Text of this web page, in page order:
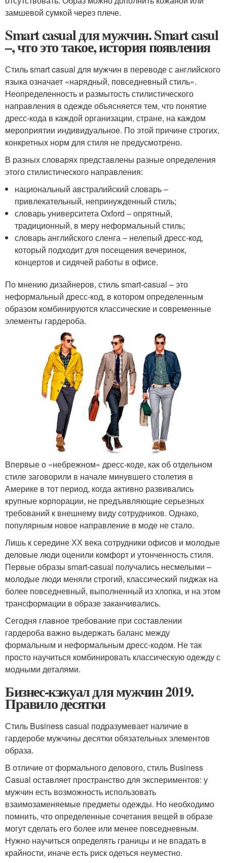
замшевой сумкой через плече.
Smart casual для мужчин. Smart casul
–, что это такое, история появления
Стиль smart casual для мужчин в переводе с английского
языка означает «нарядный, повседневный стиль».
Неопределенность и размытость стилистического
направления в одежде объясняется тем, что понятие
дресс-кода в каждой организации, стране, на каждом
мероприятии индивидуальное. По этой причине строгих,
конкретных норм для стиля не предусмотрено.
В разных словарях представлены разные определения
этого стилистического направления:
национальный австралийский словарь –
привлекательный, непринужденный стиль;
словарь университета Oxford – опрятный,
традиционный, в меру неформальный стиль;
словарь английского сленга – нелепый дресс-код,
который подходит для посещения вечеринок,
концертов и сидячей работы в офисе.
По мнению дизайнеров, стиль smart-casual – это
неформальный дресс-код, в котором определенным
образом комбинируются классические и современные
элементы гардероба.
Впервые о «небрежном» дресс-коде, как об отдельном
стиле заговорили в начале минувшего столетия в
Америке в тот период, когда активно развивались
крупные корпорации, не предъявляющие серьезных
требований к внешнему виду сотрудников. Однако,
популярным новое направление в моде не стало.
Лишь к середине ХХ века сотрудники офисов и молодые
деловые люди оценили комфорт и утонченность стиля.
Первые образы smart-casual получались несмелыми –
молодые люди меняли строгий, классический пиджак на
более повседневный, выполненный из хлопка, и на этом
трансформации в образе заканчивались.
Сегодня главное требование при составлении
гардероба важно выдержать баланс между
формальным и неформальным дресс-кодом. Не так
просто научиться комбинировать классическую одежду с
модными деталями.
Бизнес-кэжуал для мужчин 2019.
Правило десятки
Стиль Business casual подразумевает наличие в
гардеробе мужчины десятки обязательных элементов
образа.
В отличие от формального делового, стиль Business
Casual оставляет пространство для экспериментов: у
мужчин есть возможность использовать
взаимозаменяемые предметы одежды. Но необходимо
помнить, что определенные сочетания вещей в образе
могут сделать его более или менее повседневным.
Нужно научиться определять границы и не впадать в
крайности, иначе есть риск одеться неуместно.